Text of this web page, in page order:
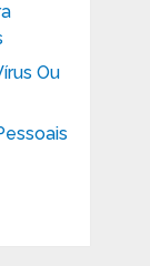
Ou